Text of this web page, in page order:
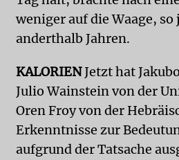
weniger auf die Waage,
anderthalb Jahren.
KALORIENJetzt hat
Julio Wainstein von der
Oren Froy von der
Erkenntnisse zur
aufgrund der Tatsache